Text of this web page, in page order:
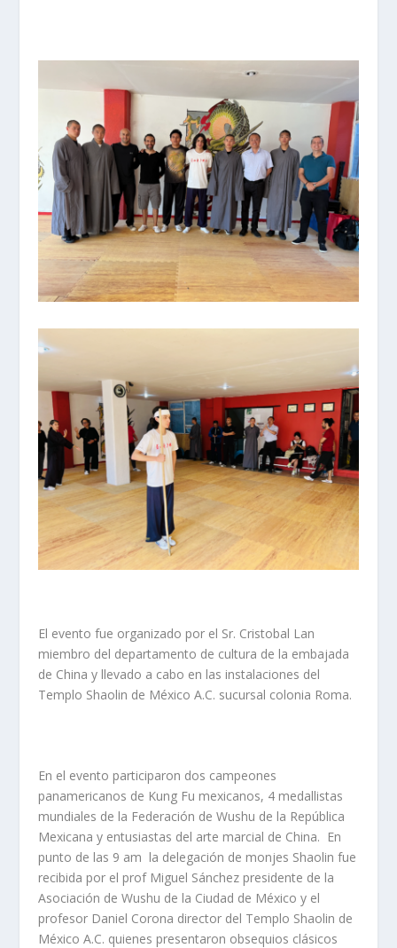
El evento fue organizado por el Sr. Cristobal Lan
miembro del departamento de cultura de la embajada
de China y llevado a cabo en las instalaciones del
Templo Shaolin de México A.C. sucursal colonia Roma.
En el evento participaron dos campeones
panamericanos de Kung Fu mexicanos, 4 medallistas
mundiales de la Federación de Wushu de la República
Mexicana y entusiastas del arte marcial de China. En
punto de las 9 am la delegación de monjes Shaolin fue
recibida por el prof Miguel Sánchez presidente de la
Asociación de Wushu de la Ciudad de México y el
profesor Daniel Corona director del Templo Shaolin de
México A.C. quienes presentaron obsequios clásicos